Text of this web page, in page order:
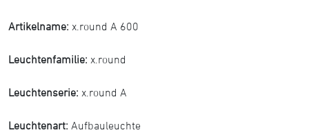
Artikelname: x.round A 600
Leuchtenfamilie: x.round
Leuchtenserie: x.round A
Leuchtenart: Aufbauleuchte